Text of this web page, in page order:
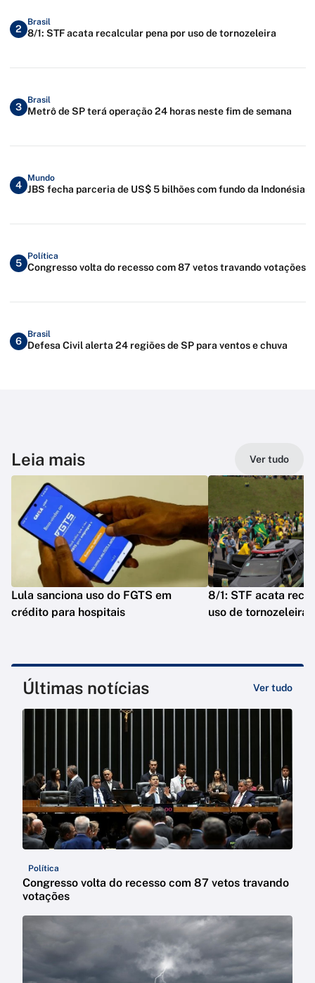
2
Brasil
8/1: STF acata recalcular pena por uso de tornozeleira
3
Brasil
Metrô de SP terá operação 24 horas neste fim de semana
4
Mundo
JBS fecha parceria de US$ 5 bilhões com fundo da Indonésia
5
Política
Congresso volta do recesso com 87 vetos travando votações
6
Brasil
Defesa Civil alerta 24 regiões de SP para ventos e chuva
Leia mais Ver tudo
Lula sanciona uso do FGTS em
crédito para hospitais
8/1: STF acata
uso de tornozeleira
Últimas notícias Ver tudo
Política
Congresso volta do recesso com 87 vetos travando
votações